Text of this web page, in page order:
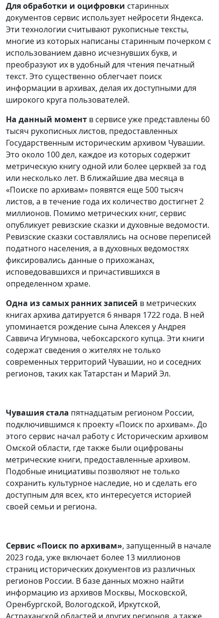
Для обработки и оцифровки старинных
документов сервис использует нейросети Яндекса.
Эти технологии считывают рукописные тексты,
многие из которых написаны старинным почерком с
использованием давно исчезнувших букв, и
преобразуют их в удобный для чтения печатный
текст. Это существенно облегчает поиск
информации в архивах, делая их доступными для
широкого круга пользователей.
На данный момент в сервисе уже представлены 60
тысяч рукописных листов, предоставленных
Государственным историческим архивом Чувашии.
Это около 100 дел, каждое из которых содержит
метрическую книгу одной или более церквей за год
или несколько лет. В ближайшие два месяца в
«Поиске по архивам» появятся еще 500 тысяч
листов, а в течение года их количество достигнет 2
миллионов. Помимо метрических книг, сервис
опубликует ревизские сказки и духовные ведомости.
Ревизские сказки составлялись на основе переписей
податного населения, а в духовных ведомостях
фиксировались данные о прихожанах,
исповедовавшихся и причастившихся в
определенном храме.
Одна из самых ранних записей в метрических
книгах архива датируется 6 января 1722 года. В ней
упоминается рождение сына Алексея у Андрея
Саввича Игумнова, чебоксарского купца. Эти книги
содержат сведения о жителях не только
современных территорий Чувашии, но и соседних
регионов, таких как Татарстан и Марий Эл.
Чувашия стала пятнадцатым регионом России,
подключившимся к проекту «Поиск по архивам». До
этого сервис начал работу с Историческим архивом
Омской области, где также были оцифрованы
метрические книги, предоставленные архивом.
Подобные инициативы позволяют не только
сохранить культурное наследие, но и сделать его
доступным для всех, кто интересуется историей
своей семьи и региона.
Сервис «Поиск по архивам», запущенный в начале
2023 года, уже включает более 13 миллионов
страниц исторических документов из различных
регионов России. В базе данных можно найти
информацию из архивов Москвы, Московской,
Оренбургской, Вологодской, Иркутской,